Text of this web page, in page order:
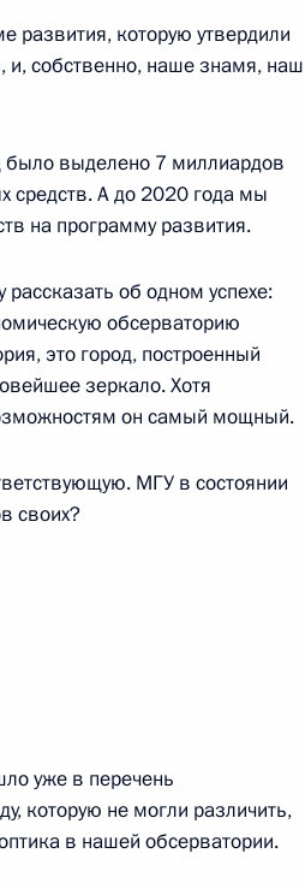
для
которую утвердили
собственно, наше знамя, наш
выделено 7 миллиардов
средств. А до 2020 года мы
на программу развития.
об одном успехе:
обсерваторию
это город, построенный
зеркало. Хотя
он самый мощный.
МГУ в состоянии
своих?
уже в перечень
которую не могли различить,
в нашей обсерватории.